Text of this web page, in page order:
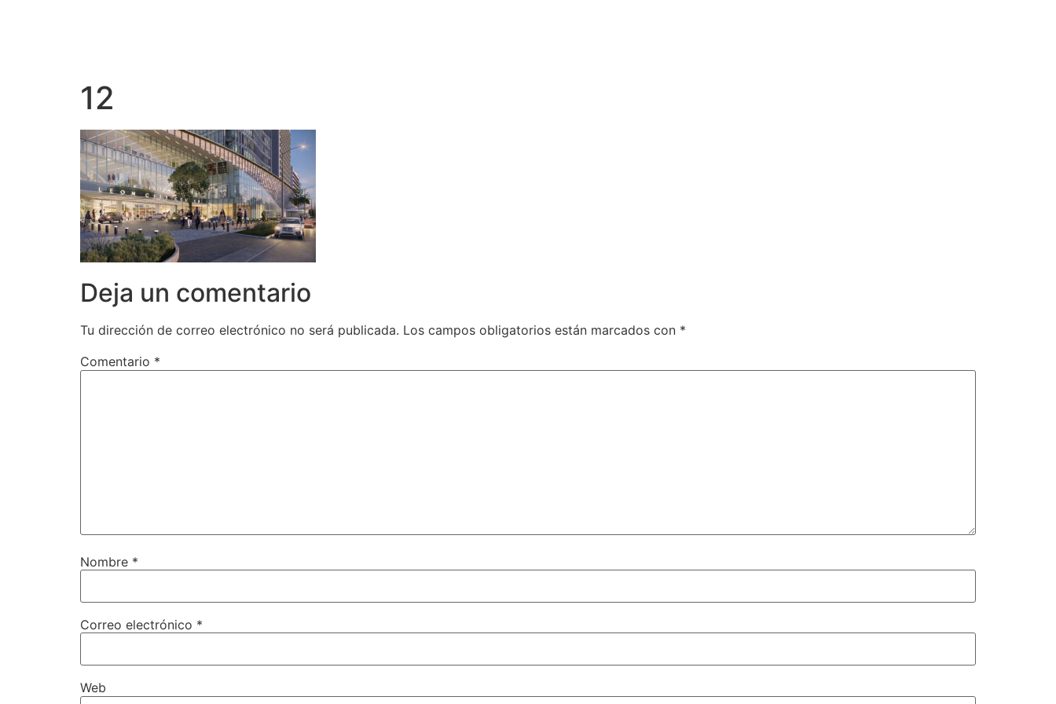
12
Deja un comentario
Tu dirección de correo electrónico no será publicada. Los campos obligatorios están marcados con *
Comentario *
Nombre *
Correo electrónico *
Web